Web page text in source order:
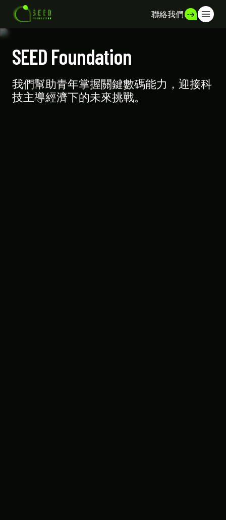
聯絡我們
SEED Foundation
我們幫助青年掌握關鍵數碼能力，迎接科
技主導經濟下的未來挑戰。